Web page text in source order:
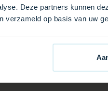
Deze partners kunnen
verzameld op basis van uw